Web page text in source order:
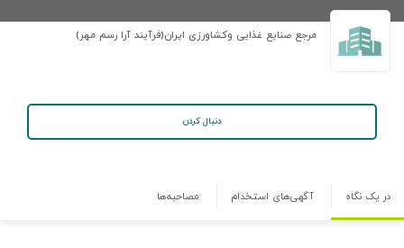
مرجع صنایع غذایی وکشاورزی ایران(فرآیند آرا رسم مهر)
دنبال کردن
در یک نگاه آگهی‌های استخدام مصاحبه‌ها